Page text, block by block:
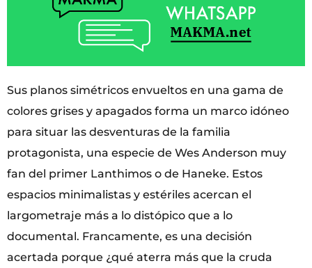
Sus planos simétricos envueltos en una gama de
colores grises y apagados forma un marco idóneo
para situar las desventuras de la familia
protagonista, una especie de Wes Anderson muy
fan del primer Lanthimos o de Haneke. Estos
espacios minimalistas y estériles acercan el
largometraje más a lo distópico que a lo
documental. Francamente, es una decisión
acertada porque ¿qué aterra más que la cruda